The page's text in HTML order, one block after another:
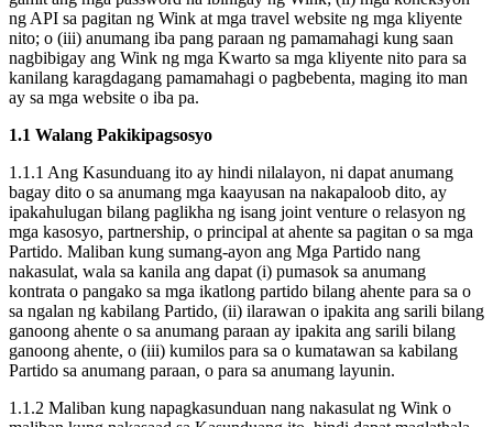
ng API sa pagitan ng Wink at mga travel website ng mga kliyente
nito; o (iii) anumang iba pang paraan ng pamamahagi kung saan
nagbibigay ang Wink ng mga Kwarto sa mga kliyente nito para sa
kanilang karagdagang pamamahagi o pagbebenta, maging ito man
ay sa mga website o iba pa.
1.1 Walang Pakikipagsosyo
1.1.1 Ang Kasunduang ito ay hindi nilalayon, ni dapat anumang
bagay dito o sa anumang mga kaayusan na nakapaloob dito, ay
ipakahulugan bilang paglikha ng isang joint venture o relasyon ng
mga kasosyo, partnership, o principal at ahente sa pagitan o sa mga
Partido. Maliban kung sumang-ayon ang Mga Partido nang
nakasulat, wala sa kanila ang dapat (i) pumasok sa anumang
kontrata o pangako sa mga ikatlong partido bilang ahente para sa o
sa ngalan ng kabilang Partido, (ii) ilarawan o ipakita ang sarili bilang
ganoong ahente o sa anumang paraan ay ipakita ang sarili bilang
ganoong ahente, o (iii) kumilos para sa o kumatawan sa kabilang
Partido sa anumang paraan, o para sa anumang layunin.
1.1.2 Maliban kung napagkasunduan nang nakasulat ng Wink o